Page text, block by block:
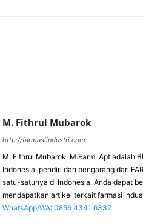
M. Fithrul Mubarok
http://farmasiindustri.com
M. Fithrul Mubarok, M.Farm.,Apt adalah
Indonesia, pendiri dan pengarang dari
satu-satunya di Indonesia. Anda dapat
mendapatkan artikel terkait farmasi
WhatsApp/WA: 0856 4341 6332